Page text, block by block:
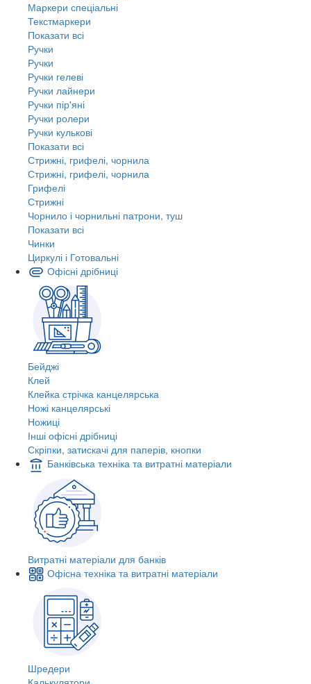
Маркери спеціальні
Текстмаркери
Показати всі
Ручки
Ручки
Ручки гелеві
Ручки лайнери
Ручки пір'яні
Ручки ролери
Ручки кулькові
Показати всі
Стрижні, грифелі, чорнила
Стрижні, грифелі, чорнила
Грифелі
Стрижні
Чорнило і чорнильні патрони, туш
Показати всі
Чинки
Циркулі і Готовальні
Офісні дрібниці
Бейджі
Клей
Клейка стрічка канцелярська
Ножі канцелярські
Ножиці
Інші офісні дрібниці
Скріпки, затискачі для паперів, кнопки
Банківська техніка та витратні матеріали
Витратні матеріали для банків
Офісна техніка та витратні матеріали
Шредери